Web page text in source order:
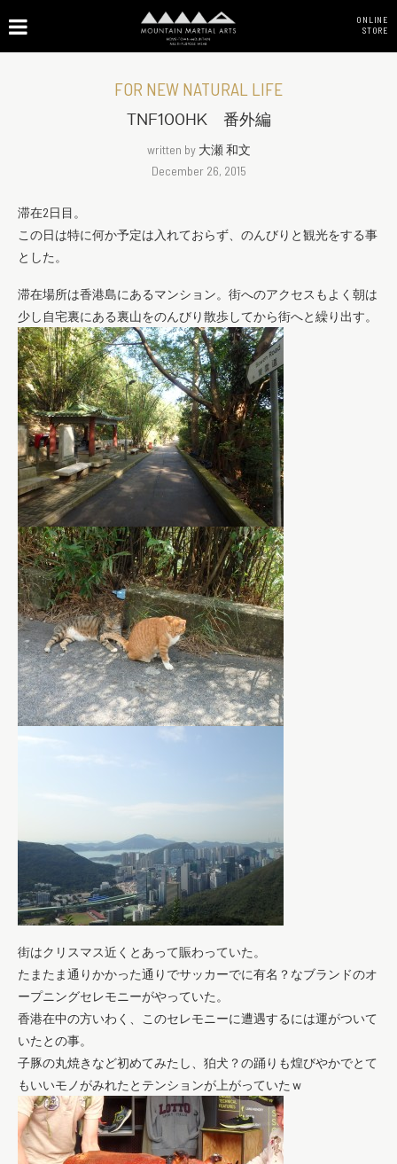
ONLINE
STORE
FOR NEW NATURAL LIFE
TNF100HK 番外編
written by 大瀬 和文
December 26, 2015
滞在2日目。
この日は特に何か予定は入れておらず、のんびりと観光をする事
とした。
滞在場所は香港島にあるマンション。街へのアクセスもよく朝は
少し自宅裏にある裏山をのんびり散歩してから街へと繰り出す。
街はクリスマス近くとあって賑わっていた。
たまたま通りかかった通りでサッカーでに有名？なブランドのオ
ープニングセレモニーがやっていた。
香港在中の方いわく、このセレモニーに遭遇するには運がついて
いたとの事。
子豚の丸焼きなど初めてみたし、狛犬？の踊りも煌びやかでとて
もいいモノがみれたとテンションが上がっていたｗ